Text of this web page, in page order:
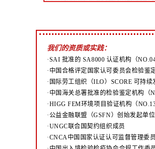
我们的资质或实践：
·SAI 批准的 SA8000 认证机构（
·中国合格评定国家认可委员会检验
·国际劳工组织（ILO）SCORE 可持
·中国海关总署批准的检验鉴定机构（
·HIGG FEM环境项目验证机构（
·公益金融联盟（GSFN）创始发起单位
·UNGC联合国契约组织成员
·CNCA中国国家认证认可监督管理委